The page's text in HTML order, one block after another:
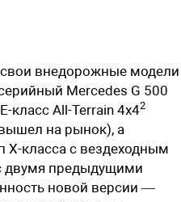
внедорожные модели
Mercedes G 500
класс All-Terrain 4x42
на рынок), а
класса с вездеходным
двумя предыдущими
новой версии —